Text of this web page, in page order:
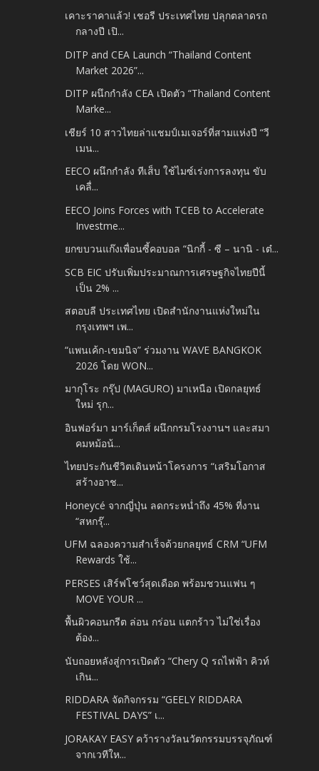
เคาะราคาแล้ว! เชอรี ประเทศไทย ปลุกตลาดรถ
กลางปี เปิ...
DITP and CEA Launch “Thailand Content
Market 2026”...
DITP ผนึกกำลัง CEA เปิดตัว “Thailand Content
Marke...
เชียร์ 10 สาวไทยล่าแชมป์เมเจอร์ที่สามแห่งปี “วี
เมน...
EECO ผนึกกำลัง ทีเส็บ ใช้ไมซ์เร่งการลงทุน ขับ
เคลื่...
EECO Joins Forces with TCEB to Accelerate
Investme...
ยกขบวนแก๊งเพื่อนซี้คอบอล “นิกกี้ - ซี – นานิ - เต๋...
SCB EIC ปรับเพิ่มประมาณการเศรษฐกิจไทยปีนี้
เป็น 2% ...
สตอบลี ประเทศไทย เปิดสำนักงานแห่งใหม่ใน
กรุงเทพฯ เพ...
“แพนเค้ก-เขมนิจ” ร่วมงาน WAVE BANGKOK
2026 โดย WON...
มากุโระ กรุ๊ป (MAGURO) มาเหนือ เปิดกลยุทธ์
ใหม่ รุก...
อินฟอร์มา มาร์เก็ตส์ ผนึกกรมโรงงานฯ และสมา
คมหม้อน้...
ไทยประกันชีวิตเดินหน้าโครงการ “เสริมโอกาส
สร้างอาช...
Honeycé จากญี่ปุ่น ลดกระหน่ำถึง 45% ที่งาน
“สหกรุ๊...
UFM ฉลองความสำเร็จด้วยกลยุทธ์ CRM “UFM
Rewards ใช้...
PERSES เสิร์ฟโชว์สุดเดือด พร้อมชวนแฟน ๆ
MOVE YOUR ...
พื้นผิวคอนกรีต ล่อน กร่อน แตกร้าว ไม่ใช่เรื่อง
ต้อง...
นับถอยหลังสู่การเปิดตัว “Chery Q รถไฟฟ้า คิวท์
เกิน...
RIDDARA จัดกิจกรรม “GEELY RIDDARA
FESTIVAL DAYS” เ...
JORAKAY EASY คว้ารางวัลนวัตกรรมบรรจุภัณฑ์
จากเวทีให...